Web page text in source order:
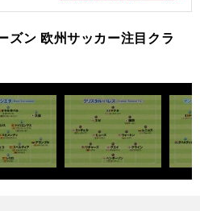
ズン 欧州サッカー注目クラ